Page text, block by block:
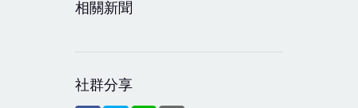
相關新聞
社群分享